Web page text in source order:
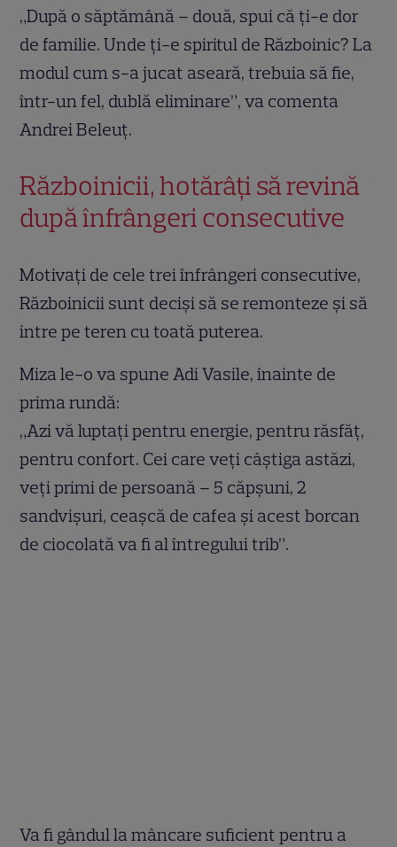
„După o săptămână – două, spui că ți-e dor
de familie. Unde ți-e spiritul de Războinic? La
modul cum s-a jucat aseară, trebuia să fie,
într-un fel, dublă eliminare”, va comenta
Andrei Beleuț.
Războinicii, hotărâți să revină
după înfrângeri consecutive
Motivați de cele trei înfrângeri consecutive,
Războinicii sunt deciși să se remonteze și să
intre pe teren cu toată puterea.
Miza le-o va spune Adi Vasile, înainte de
prima rundă:
„Azi vă luptați pentru energie, pentru răsfăț,
pentru confort. Cei care veți câștiga astăzi,
veți primi de persoană – 5 căpșuni, 2
sandvișuri, ceașcă de cafea și acest borcan
de ciocolată va fi al întregului trib”.
Va fi gândul la mâncare suficient pentru a